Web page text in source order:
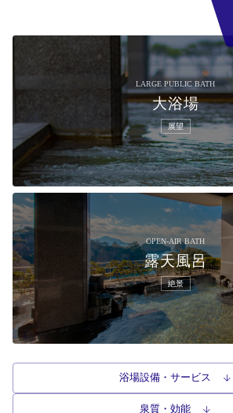
LARGE PUBLIC BATH
大浴場
展望
OPEN-AIR BATH
露天風呂
絶景
浴場設備・サービス
泉質・効能